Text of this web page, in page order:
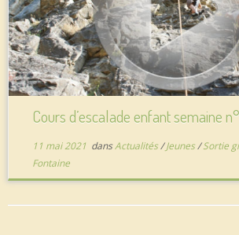
Cours d’escalade enfant semaine
11 mai 2021 dansActualités/Jeunes/Sortie
Fontaine